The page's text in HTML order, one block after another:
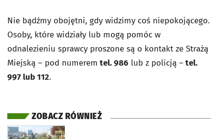
Nie bądźmy obojętni, gdy widzimy coś niepokojącego.
Osoby, które widziały lub mogą pomóc w
odnalezieniu sprawcy proszone są o kontakt ze Strażą
Miejską – pod numerem tel. 986 lub z policją –tel.
997 lub 112.
ZOBACZ RÓWNIEŻ
otworzy się w nowej karcie